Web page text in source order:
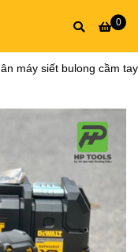
0
máy siết bulong cầm